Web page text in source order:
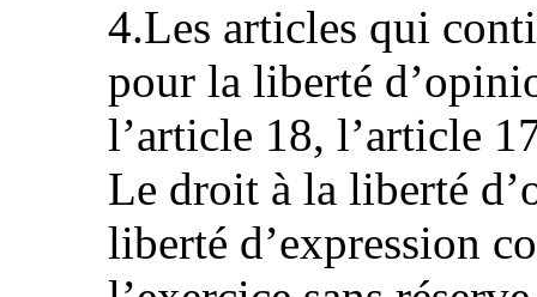
4.Les articles qui
pour la liberté
l’article 18, l’article
Le droit à la liberté
liberté d’expression